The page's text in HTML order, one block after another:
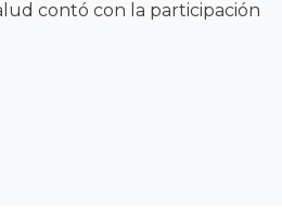
contó con la participación